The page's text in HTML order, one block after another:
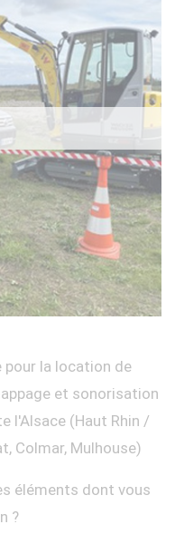
la location de
et sonorisation
l'Alsace (Haut Rhin /
Colmar, Mulhouse)
éléments dont vous
?